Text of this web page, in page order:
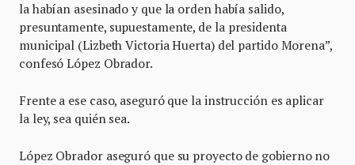
la habían asesinado y que la orden había salido,
presuntamente, supuestamente, de la presidenta
municipal (Lizbeth Victoria Huerta) del partido Morena”,
confesó López Obrador.
Frente a ese caso, aseguró que la instrucción es aplicar
la ley, sea quién sea.
López Obrador aseguró que su proyecto de gobierno no